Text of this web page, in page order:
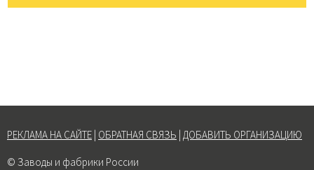
РЕКЛАМА НА САЙТЕ ОБРАТНАЯ СВЯЗЬ ДОБАВИТЬ ОРГАНИЗАЦИЮ
© Заводы и фабрики России